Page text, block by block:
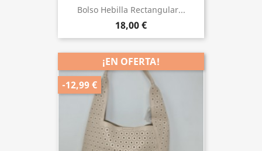
Bolso Hebilla Rectangular...
18,00 €
¡EN OFERTA!
-12,99 €